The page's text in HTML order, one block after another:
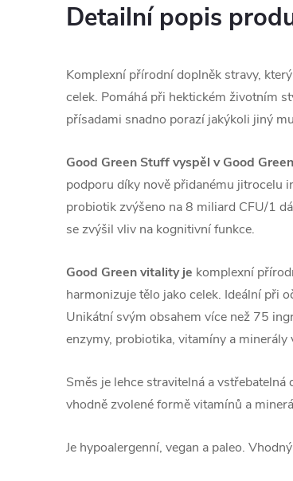
Detailní popis
Komplexní přírodní doplněk stravy,
celek. Pomáhá při hektickém životním
přísadami snadno porazí jakýkoli jiný
Good Green Stuff vyspěl v Good
podporu díky nově přidanému jitrocelu
probiotik zvýšeno na 8 miliard CFU/1
se zvýšil vliv na kognitivní funkce.
Good Green vitality je komplexní
harmonizuje tělo jako celek. Ideální při
Unikátní svým obsahem více než 75
enzymy, probiotika, vitamíny a
Směs je lehce stravitelná a
vhodně zvolené formě vitamínů a
Je hypoalergenní, vegan a paleo.